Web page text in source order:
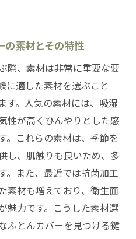
びで失敗しないコツ
葉県でのふとんカバー
ー選びにおけるデザイ
バーのサイズ選びのポ
て購入できるふとんカバ
の素材とその特性
際、素材は非常に重要な要
に適した素材を選ぶこと
す。人気の素材には、吸湿
性が高くひんやりとした感
。これらの素材は、季節を
し、肌触りも良いため、多
。また、最近では抗菌加工
素材も増えており、衛生面
魅力です。こうした素材選
ふとんカバーを見つける鍵